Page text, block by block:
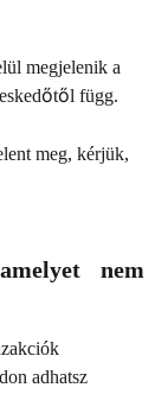
megjelenik a
függ.
meg, kérjük,
nem
adhatsz